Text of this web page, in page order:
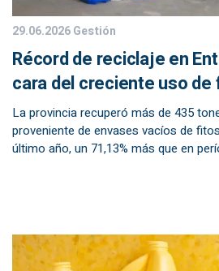
29.06.2026Gestión
Récord de reciclaje en
cara del creciente uso
La provincia recuperó más de 435
proveniente de envases vacíos de
último año, un 71,13% más que en